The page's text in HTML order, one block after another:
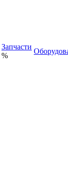
Запчасти
%